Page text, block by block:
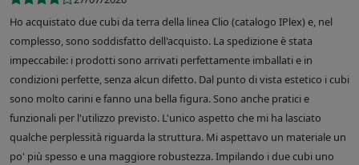
Ho acquistato due cubi da terra della linea Clio (catalogo IPlex) e, nel
complesso, sono soddisfatto dell'acquisto. La spedizione è stata
impeccabile: i prodotti sono arrivati perfettamente imballati e in
condizioni perfette, senza alcun difetto. Dal punto di vista estetico i cubi
sono molto carini e fanno una bella figura. Sono anche pratici e
funzionali per l'utilizzo previsto. L'unico aspetto che mi ha lasciato
qualche perplessità riguarda la struttura. Mi aspettavo un materiale un
po' più spesso e una maggiore robustezza. Impilando i due cubi uno